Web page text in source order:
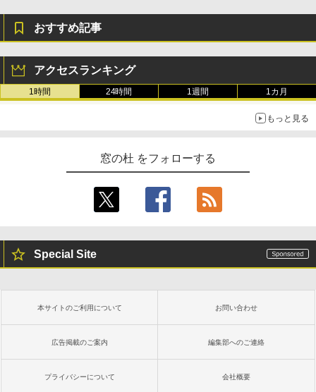
おすすめ記事
アクセスランキング
1時間 24時間 1週間 1カ月
もっと見る
窓の杜 をフォローする
Special Site
本サイトのご利用について お問い合わせ
広告掲載のご案内 編集部へのご連絡
プライバシーについて 会社概要